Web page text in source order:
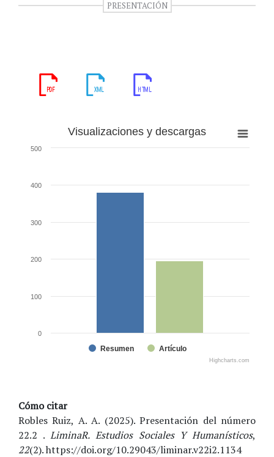
PRESENTACIÓN
Visualizaciones y descargas
Resumen Artículo
0
100
200
300
400
500
Highcharts.com
Cómo citar
Robles Ruiz, A. A. (2025). Presentación del número
22.2 .LiminaR. Estudios Sociales Y Humanísticos,
22(2). https://doi.org/10.29043/liminar.v22i2.1134